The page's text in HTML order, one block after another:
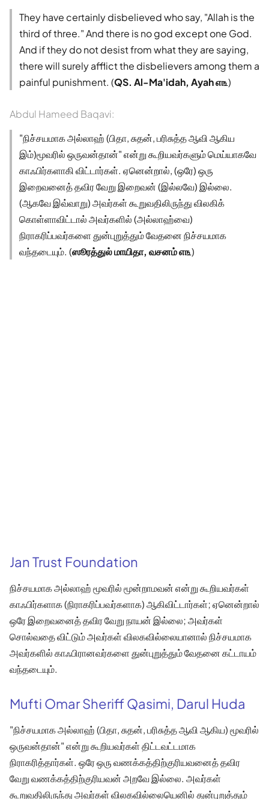
They have certainly disbelieved who say, "Allah is the
third of three." And there is no god except one God.
And if they do not desist from what they are saying,
there will surely afflict the disbelievers among them a
painful punishment. (QS. Al-Ma'idah, Ayah ௭௩)
Abdul Hameed Baqavi:
"நிச்சயமாக அல்லாஹ் (பிதா, சுதன், பரிசுத்த ஆவி ஆகிய
இம்)மூவரில் ஒருவன்தான்" என்று கூறியவர்களும் மெய்யாகவே
காஃபிர்களாகி விட்டார்கள். ஏனென்றால், (ஒரே) ஒரு
இறைவனைத் தவிர வேறு இறைவன் (இல்லவே) இல்லை.
(ஆகவே இவ்வாறு) அவர்கள் கூறுவதிலிருந்து விலகிக்
கொள்ளாவிட்டால் அவர்களில் (அல்லாஹ்வை)
நிராகரிப்பவர்களை துன்புறுத்தும் வேதனை நிச்சயமாக
வந்தடையும். (ஸூரத்துல் மாயிதா, வசனம் ௭௩)
Jan Trust Foundation
நிச்சயமாக அல்லாஹ் மூவரில் மூன்றாமவன் என்று கூறியவர்கள்
காஃபிர்களாக (நிராகரிப்பவர்களாக) ஆகிவிட்டார்கள்; ஏனென்றால்
ஒரே இறைவனைத் தவிர வேறு நாயன் இல்லை; அவர்கள்
சொல்வதை விட்டும் அவர்கள் விலகவில்லையானால் நிச்சயமாக
அவர்களில் காஃபிரானவர்களை துன்புறுத்தும் வேதனை கட்டாயம்
வந்தடையும்.
Mufti Omar Sheriff Qasimi, Darul Huda
"நிச்சயமாக அல்லாஹ் (பிதா, சுதன், பரிசுத்த ஆவி ஆகிய) மூவரில்
ஒருவன்தான்" என்று கூறியவர்கள் திட்டவட்டமாக
நிராகரித்தார்கள். ஒரே ஒரு வணக்கத்திற்குரியவனைத் தவிர
வேறு வணக்கத்திற்குரியவன் அறவே இல்லை. அவர்கள்
கூறுவதிலிருந்து அவர்கள் விலகவில்லையெனில் துன்புறுத்தும்